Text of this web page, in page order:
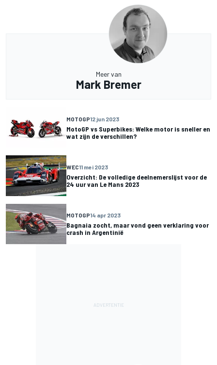
Meer van
Mark Bremer
MOTOGP12 jun 2023
MotoGP vs Superbikes: Welke motor is sneller en
wat zijn de verschillen?
WEC11 mei 2023
Overzicht: De volledige deelnemerslijst voor de
24 uur van Le Mans 2023
MOTOGP14 apr 2023
Bagnaia zocht, maar vond geen verklaring voor
crash in Argentinië